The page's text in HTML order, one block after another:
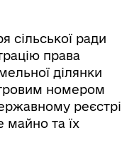
сільської ради
права
ділянки
номером
реєстрі
майно та їх